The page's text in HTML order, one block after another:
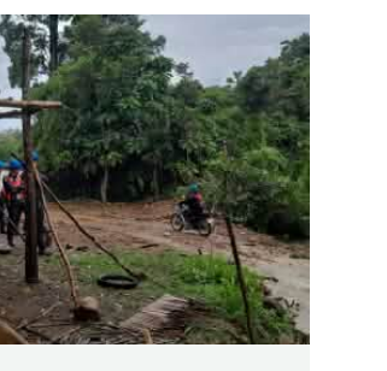
incendios forestales
Donación